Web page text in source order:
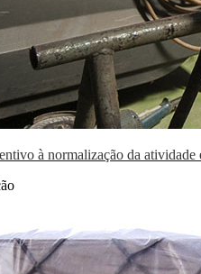
à normalização da atividade